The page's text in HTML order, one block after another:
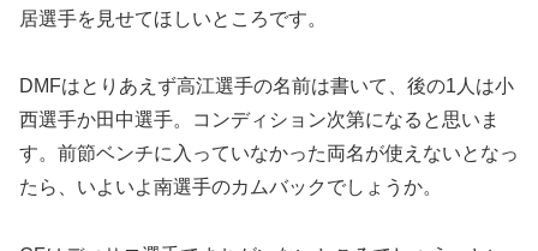
居選手を見せてほしいところです。
DMFはとりあえず高江選手の名前は書いて、後の1人は小
西選手か田中選手。コンディション次第になると思いま
す。前節ベンチに入っていなかった両名が使えないとなっ
たら、いよいよ南選手のカムバックでしょうか。